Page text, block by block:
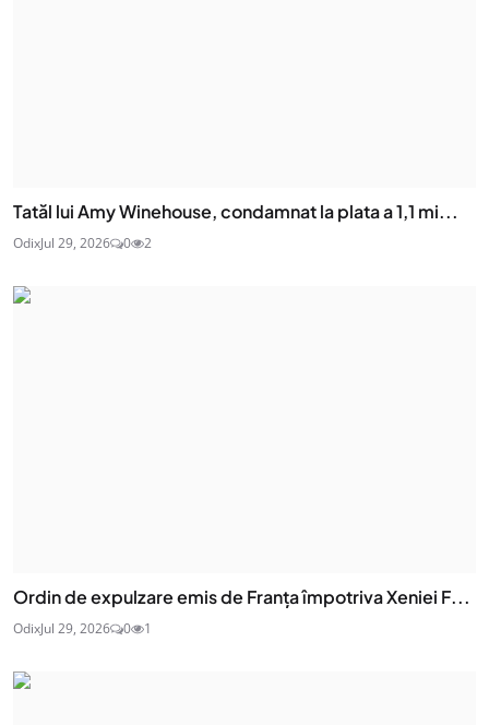
Tatăl lui Amy Winehouse, condamnat la plata a 1,1 mi...
OdixJul 29, 2026 0 2
Ordin de expulzare emis de Franța împotriva Xeniei F...
OdixJul 29, 2026 0 1